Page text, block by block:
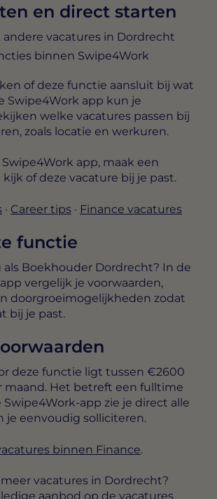
en direct starten
andere vacatures in Dordrecht
binnen Swipe4Work
of deze functie aansluit bij wat
Swipe4Work app kun je
welke vacatures passen bij
zoals locatie en werkuren.
app, maak een
of deze vacature bij je past.
· Career tips · Finance vacatures
functie
als Boekhouder Dordrecht? In de
vergelijk je voorwaarden,
doorgroeimogelijkheden zodat
bij je past.
deze functie ligt tussen €2600
maand . Het betreft een fulltime
Swipe4Work-app zie je direct alle
je eenvoudig solliciteren.
binnen Finance.
vacatures in Dordrecht?
aanbod op de vacatures